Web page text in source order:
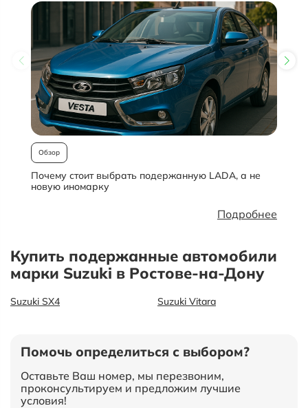
Обзор
Почему стоит выбрать подержанную LADA, а не
новую иномарку
Подробнее
Купить подержанные автомобили
марки Suzuki в Ростове-на-Дону
Suzuki SX4 Suzuki Vitara
Помочь определиться с выбором?
Оставьте Ваш номер, мы перезвоним,
проконсультируем и предложим лучшие
условия!